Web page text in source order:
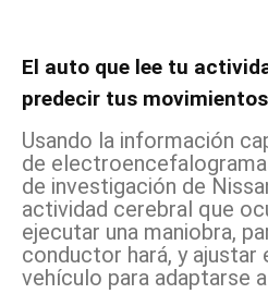
El auto que lee tu
predecir tus movimientos
Usando la información
de
de investigación de
actividad cerebral que
ejecutar una maniobra,
conductor hará, y ajustar
vehículo para adaptarse